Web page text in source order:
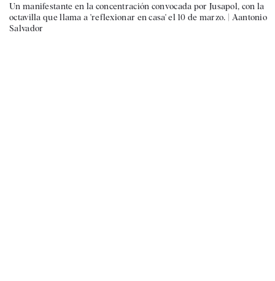
Un manifestante en la concentración convocada por Jusapol, con la
octavilla que llama a 'reflexionar en casa' el 10 de marzo. | Aantonio
Salvador